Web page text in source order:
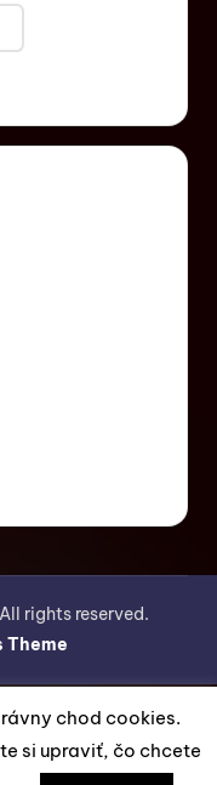
rights reserved.
Theme
chod cookies.
si upraviť, čo chcete